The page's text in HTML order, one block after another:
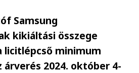
Samsung
kikiáltási összege
licitlépcső minimum
árverés 2024. október 4-